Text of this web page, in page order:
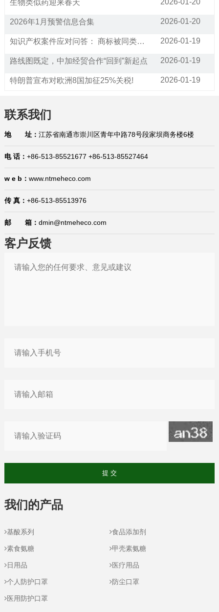
2026年1月预警信息合集 2026-01-20
2026-01-19
路线图既定，中加经贸合作“回到”新起点 2026-01-19
特朗普宣布对欧洲8国加征25%关税! 2026-01-19
商标产权案件应对问答：如何应对海外市场的商标抢注？有哪些救济措施？ 2026-01-16
国际贸易合规问答：生产企业在代理出口业务中的权利与义务是什么？在哪里有规定？
巴西将不再要求单独归类为助剂的产品进行登记 2026-01-29
“出口即亏损”？中企该如何应对欧盟“绿色大考” 2026-01-21
联系我们
地 址： 江苏省南通市崇川区青年中路78号段家坝商务楼6楼
电 话： +86-513-85521677 +86-513-85527464
w e b： www.ntmeheco.com
传 真： +86-513-85513976
邮 箱： dmin@ntmeheco.com
客户反馈
我们的产品
基酸系列 食品添加剂
素食氨糖 甲壳素氨糖
日用品 医疗用品
个人防护口罩 防尘口罩
医用防护口罩